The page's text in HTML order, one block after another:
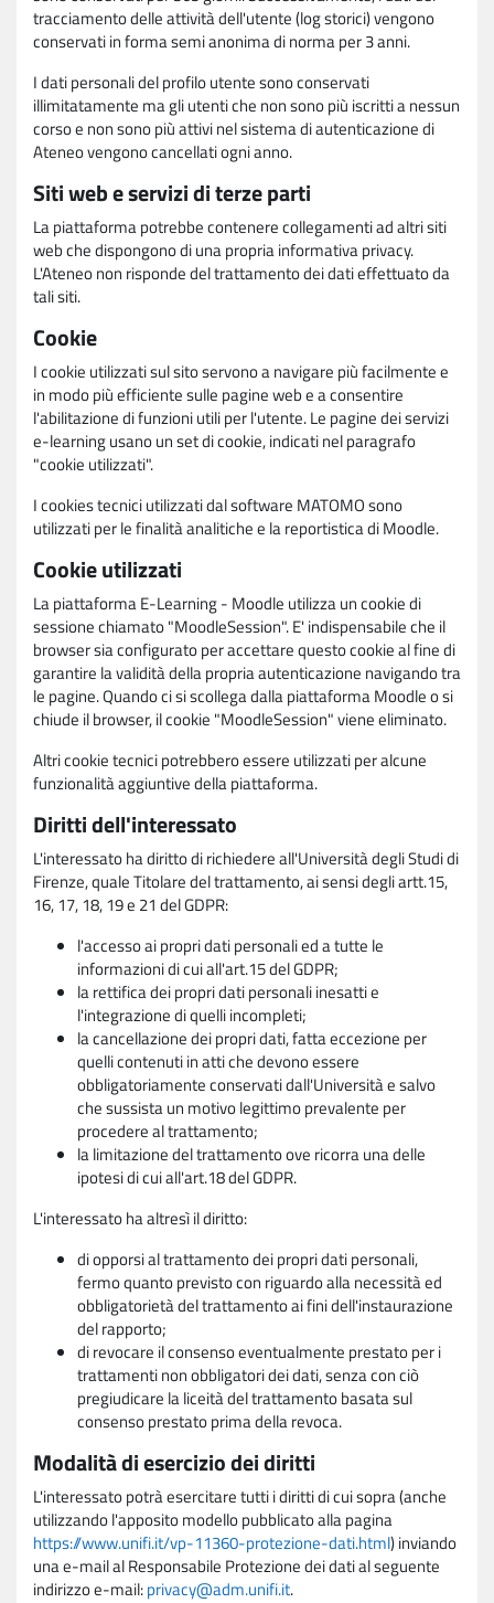
tracciamento delle attività dell'utente (log storici) vengono
conservati in forma semi anonima di norma per 3 anni.
I dati personali del profilo utente sono conservati
illimitatamente ma gli utenti che non sono più iscritti a nessun
corso e non sono più attivi nel sistema di autenticazione di
Ateneo vengono cancellati ogni anno.
Siti web e servizi di terze parti
La piattaforma potrebbe contenere collegamenti ad altri siti
web che dispongono di una propria informativa privacy.
L'Ateneo non risponde del trattamento dei dati effettuato da
tali siti.
Cookie
I cookie utilizzati sul sito servono a navigare più facilmente e
in modo più efficiente sulle pagine web e a consentire
l'abilitazione di funzioni utili per l'utente. Le pagine dei servizi
e-learning usano un set di cookie, indicati nel paragrafo
"cookie utilizzati".
I cookies tecnici utilizzati dal software MATOMO sono
utilizzati per le finalità analitiche e la reportistica di Moodle.
Cookie utilizzati
La piattaforma E-Learning - Moodle utilizza un cookie di
sessione chiamato "MoodleSession". E' indispensabile che il
browser sia configurato per accettare questo cookie al fine di
garantire la validità della propria autenticazione navigando tra
le pagine. Quando ci si scollega dalla piattaforma Moodle o si
chiude il browser, il cookie "MoodleSession" viene eliminato.
Altri cookie tecnici potrebbero essere utilizzati per alcune
funzionalità aggiuntive della piattaforma.
Diritti dell'interessato
L'interessato ha diritto di richiedere all'Università degli Studi di
Firenze, quale Titolare del trattamento, ai sensi degli artt.15,
16, 17, 18, 19 e 21 del GDPR:
l'accesso ai propri dati personali ed a tutte le
informazioni di cui all'art.15 del GDPR;
la rettifica dei propri dati personali inesatti e
l'integrazione di quelli incompleti;
la cancellazione dei propri dati, fatta eccezione per
quelli contenuti in atti che devono essere
obbligatoriamente conservati dall'Università e salvo
che sussista un motivo legittimo prevalente per
procedere al trattamento;
la limitazione del trattamento ove ricorra una delle
ipotesi di cui all'art.18 del GDPR.
L'interessato ha altresì il diritto:
di opporsi al trattamento dei propri dati personali,
fermo quanto previsto con riguardo alla necessità ed
obbligatorietà del trattamento ai fini dell'instaurazione
del rapporto;
di revocare il consenso eventualmente prestato per i
trattamenti non obbligatori dei dati, senza con ciò
pregiudicare la liceità del trattamento basata sul
consenso prestato prima della revoca.
Modalità di esercizio dei diritti
L'interessato potrà esercitare tutti i diritti di cui sopra (anche
utilizzando l'apposito modello pubblicato alla pagina
https://www.unifi.it/vp-11360-protezione-dati.html) inviando
una e-mail al Responsabile Protezione dei dati al seguente
indirizzo e-mail:privacy@adm.unifi.it.